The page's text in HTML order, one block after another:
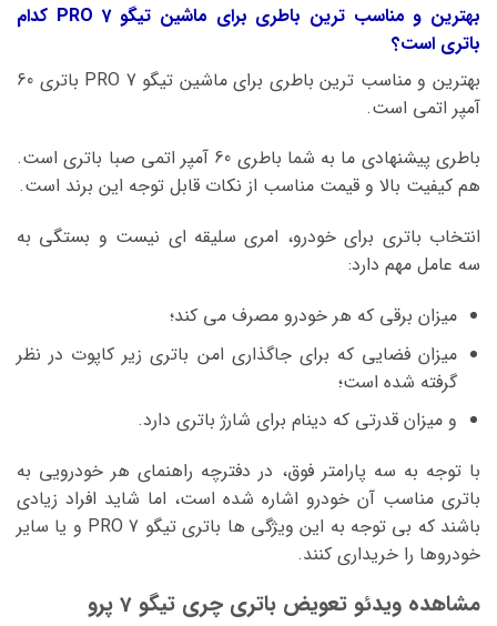
بهترین و مناسب ترین باطری برای ماشین تیگو 7 PRO کدام
باتری است؟
بهترین و مناسب ترین باطری برای ماشین تیگو 7 PRO باتری 60
آمپر اتمی است.
باطری پیشنهادی ما به شما باطری 60 آمپر اتمی صبا باتری است.
هم کیفیت بالا و قیمت مناسب از نکات قابل توجه این برند است.
انتخاب باتری برای خودرو، امری سلیقه ای نیست و بستگی به
سه عامل مهم دارد:
میزان برقی که هر خودرو مصرف می کند؛
میزان فضایی که برای جاگذاری امن باتری زیر کاپوت در نظر
گرفته شده است؛
و میزان قدرتی که دینام برای شارژ باتری دارد.
با توجه به سه پارامتر فوق، در دفترچه راهنمای هر خودرویی به
باتری مناسب آن خودرو اشاره شده است، اما شاید افراد زیادی
باشند که بی توجه به این ویژگی ها باتری تیگو 7 PRO و یا سایر
خودروها را خریداری کنند.
مشاهده ویدئو تعویض باتری چری تیگو 7 پرو